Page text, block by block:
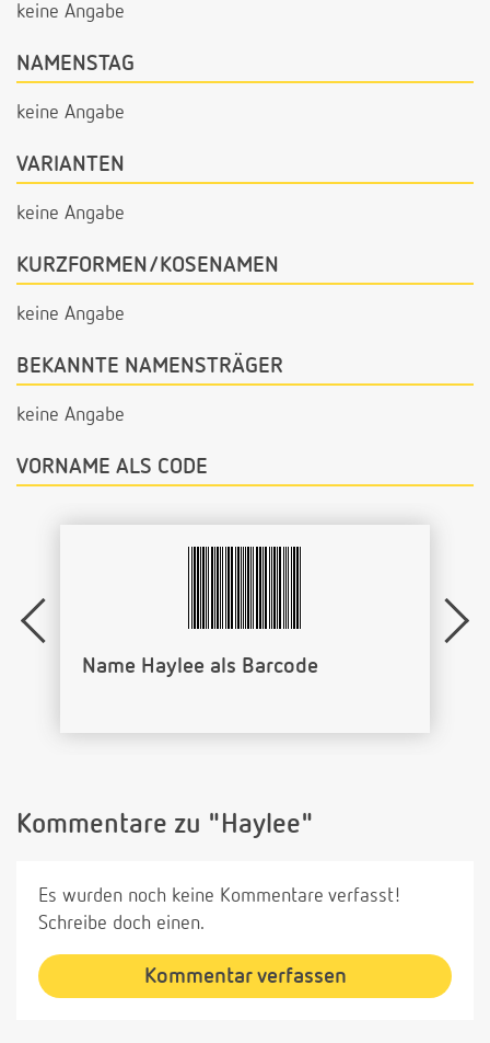
keine Angabe
NAMENSTAG
keine Angabe
VARIANTEN
keine Angabe
KURZFORMEN/KOSENAMEN
keine Angabe
BEKANNTE NAMENSTRÄGER
keine Angabe
VORNAME ALS CODE
Name Haylee als Barcode
Kommentare zu "Haylee"
Es wurden noch keine Kommentare verfasst!
Schreibe doch einen.
Kommentar verfassen